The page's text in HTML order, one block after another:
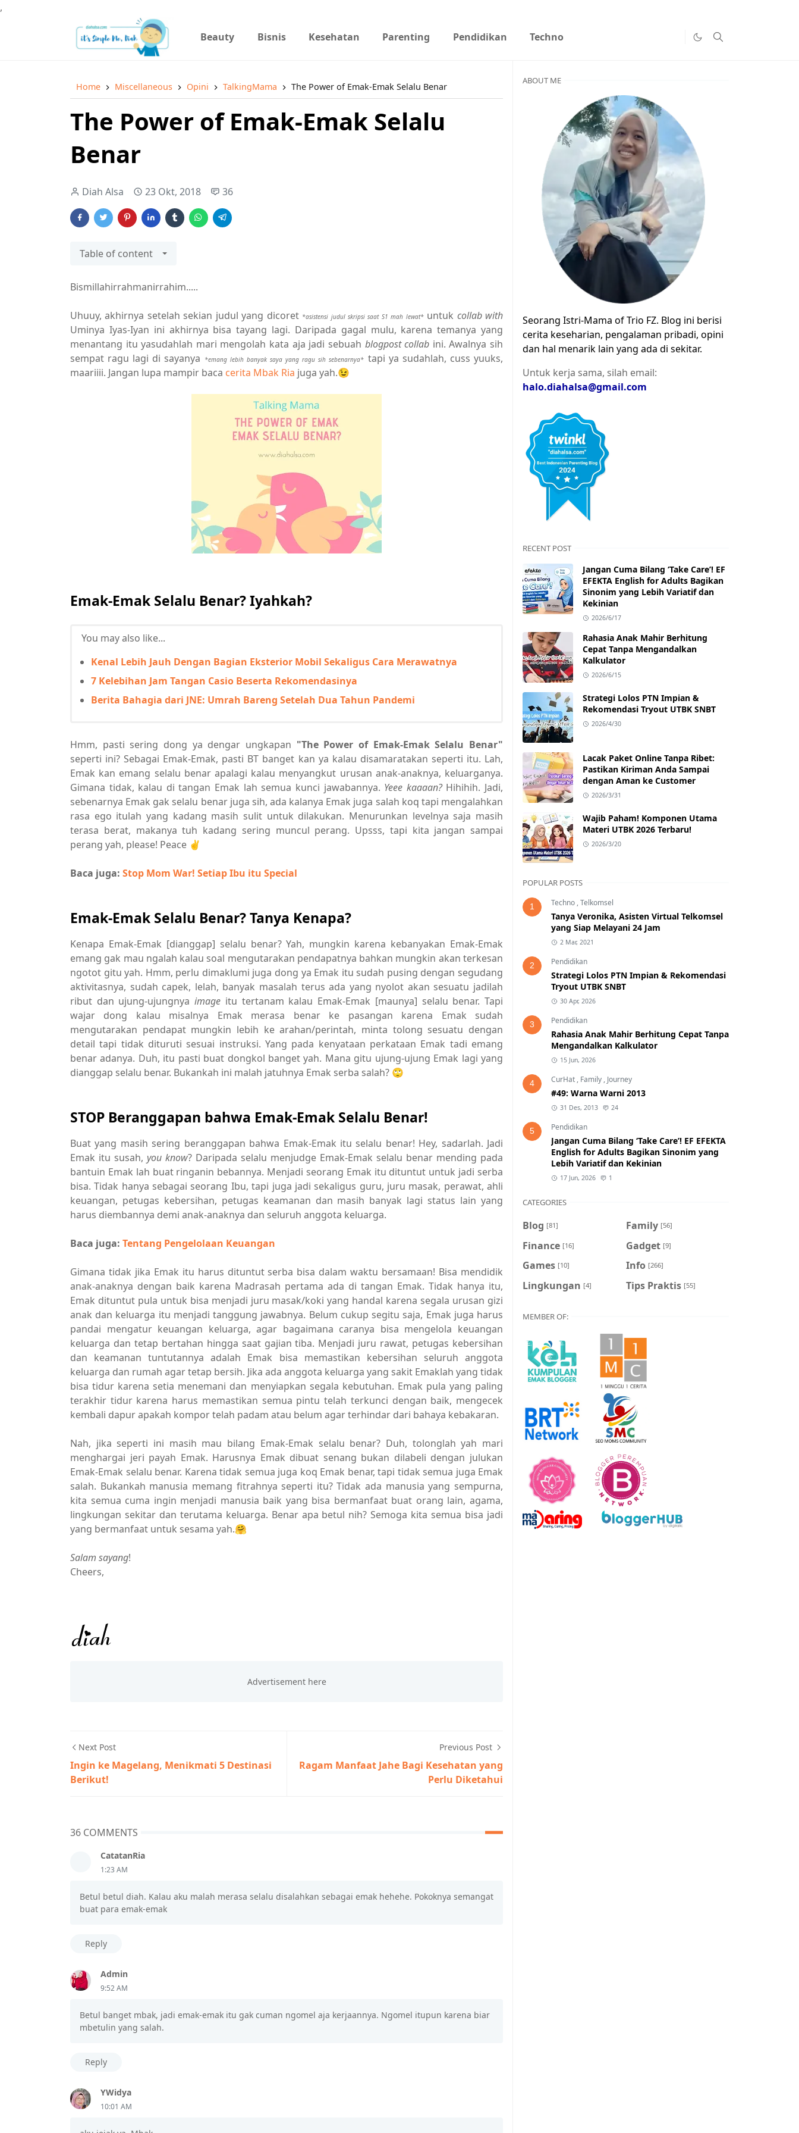
,
Beauty Bisnis Kesehatan Parenting Pendidikan Techno
Home Miscellaneous Opini TalkingMama The Power of Emak-Emak Selalu Benar
The Power of Emak-Emak Selalu
Benar
Diah Alsa 23 Okt, 2018 36
Table of content
Bismillahirrahmanirrahim.....
Uhuuy, akhirnya setelah sekian judul yang dicoret *asistensi judul skripsi saat S1 mah lewat*untuk collab with
Uminya Iyas-Iyan ini akhirnya bisa tayang lagi. Daripada gagal mulu, karena temanya yang
menantang itu yasudahlah mari mengolah kata aja jadi sebuah blogpost collab ini. Awalnya sih
sempat ragu lagi di sayanya
*emang lebih banyak saya yang ragu sih sebenarnya* tapi ya sudahlah, cuss yuuks,
maariiii. Jangan lupa mampir baca cerita Mbak Ria juga yah.😉
Emak-Emak Selalu Benar? Iyahkah?
You may also like...
Kenal Lebih Jauh Dengan Bagian Eksterior Mobil Sekaligus Cara Merawatnya
7 Kelebihan Jam Tangan Casio Beserta Rekomendasinya
Berita Bahagia dari JNE: Umrah Bareng Setelah Dua Tahun Pandemi
Hmm, pasti sering dong ya dengar ungkapan "The Power of Emak-Emak Selalu Benar"
seperti ini? Sebagai Emak-Emak, pasti BT banget kan ya kalau disamaratakan seperti itu. Lah,
Emak kan emang selalu benar apalagi kalau menyangkut urusan anak-anaknya, keluarganya.
Gimana tidak, kalau di tangan Emak lah semua kunci jawabannya. Yeee kaaaan?Hihihih. Jadi,
sebenarnya Emak gak selalu benar juga sih, ada kalanya Emak juga salah koq tapi mengalahkan
rasa ego itulah yang kadang masih sulit untuk dilakukan. Menurunkan levelnya saja masih
terasa berat, makanya tuh kadang sering muncul perang. Upsss, tapi kita jangan sampai
perang yah, please! Peace ✌
Baca juga: Stop Mom War! Setiap Ibu itu Special
Emak-Emak Selalu Benar? Tanya Kenapa?
Kenapa Emak-Emak [dianggap] selalu benar? Yah, mungkin karena kebanyakan Emak-Emak
emang gak mau ngalah kalau soal mengutarakan pendapatnya bahkan mungkin akan terkesan
ngotot gitu yah. Hmm, perlu dimaklumi juga dong ya Emak itu sudah pusing dengan segudang
aktivitasnya, sudah capek, lelah, banyak masalah terus ada yang nyolot akan sesuatu jadilah
ribut dan ujung-ujungnyaimage itu tertanam kalau Emak-Emak [maunya] selalu benar. Tapi
wajar dong kalau misalnya Emak merasa benar ke pasangan karena Emak sudah
mengutarakan pendapat mungkin lebih ke arahan/perintah, minta tolong sesuatu dengan
detail tapi tidak dituruti sesuai instruksi. Yang pada kenyataan perkataan Emak tadi emang
benar adanya. Duh, itu pasti buat dongkol banget yah. Mana gitu ujung-ujung Emak lagi yang
dianggap selalu benar. Bukankah ini malah jatuhnya Emak serba salah? 🙄
STOP Beranggapan bahwa Emak-Emak Selalu Benar!
Buat yang masih sering beranggapan bahwa Emak-Emak itu selalu benar! Hey, sadarlah. Jadi
Emak itu susah, you know? Daripada selalu menjudge Emak-Emak selalu benar mending pada
bantuin Emak lah buat ringanin bebannya. Menjadi seorang Emak itu dituntut untuk jadi serba
bisa. Tidak hanya sebagai seorang Ibu, tapi juga jadi sekaligus guru, juru masak, perawat, ahli
keuangan, petugas kebersihan, petugas keamanan dan masih banyak lagi status lain yang
harus diembannya demi anak-anaknya dan seluruh anggota keluarga.
Baca juga: Tentang Pengelolaan Keuangan
Gimana tidak jika Emak itu harus dituntut serba bisa dalam waktu bersamaan! Bisa mendidik
anak-anaknya dengan baik karena Madrasah pertama ada di tangan Emak. Tidak hanya itu,
Emak dituntut pula untuk bisa menjadi juru masak/koki yang handal karena segala urusan gizi
anak dan keluarga itu menjadi tanggung jawabnya. Belum cukup segitu saja, Emak juga harus
pandai mengatur keuangan keluarga, agar bagaimana caranya bisa mengelola keuangan
keluarga dan tetap bertahan hingga saat gajian tiba. Menjadi juru rawat, petugas kebersihan
dan keamanan tuntutannya adalah Emak bisa memastikan kebersihan seluruh anggota
keluarga dan rumah agar tetap bersih. Jika ada anggota keluarga yang sakit Emaklah yang tidak
bisa tidur karena setia menemani dan menyiapkan segala kebutuhan. Emak pula yang paling
terakhir tidur karena harus memastikan semua pintu telah terkunci dengan baik, mengecek
kembali dapur apakah kompor telah padam atau belum agar terhindar dari bahaya kebakaran.
Nah, jika seperti ini masih mau bilang Emak-Emak selalu benar? Duh, tolonglah yah mari
menghargai jeri payah Emak. Harusnya Emak dibuat senang bukan dilabeli dengan julukan
Emak-Emak selalu benar. Karena tidak semua juga koq Emak benar, tapi tidak semua juga Emak
salah. Bukankah manusia memang fitrahnya seperti itu? Tidak ada manusia yang sempurna,
kita semua cuma ingin menjadi manusia baik yang bisa bermanfaat buat orang lain, agama,
lingkungan sekitar dan terutama keluarga. Benar apa betul nih? Semoga kita semua bisa jadi
yang bermanfaat untuk sesama yah.🤗
Salam sayang!
Cheers,
Next Post
Ingin ke Magelang, Menikmati 5 Destinasi
Berikut!
Previous Post
Ragam Manfaat Jahe Bagi Kesehatan yang
Perlu Diketahui
36 COMMENTS
CatatanRia
1:23 AM
Betul betul diah. Kalau aku malah merasa selalu disalahkan sebagai emak hehehe. Pokoknya semangat
buat para emak-emak
Reply
Admin
9:52 AM
Betul banget mbak, jadi emak-emak itu gak cuman ngomel aja kerjaannya. Ngomel itupun karena biar
mbetulin yang salah.
Reply
YWidya
10:01 AM
ABOUT ME
Seorang Istri-Mama of Trio FZ. Blog ini berisi
cerita keseharian, pengalaman pribadi, opini
dan hal menarik lain yang ada di sekitar.
Untuk kerja sama, silah email:
halo.diahalsa@gmail.com
RECENT POST
Jangan Cuma Bilang ‘Take Care’! EF
EFEKTA English for Adults Bagikan
Sinonim yang Lebih Variatif dan
Kekinian
2026/6/17
Rahasia Anak Mahir Berhitung
Cepat Tanpa Mengandalkan
Kalkulator
2026/6/15
Strategi Lolos PTN Impian &
Rekomendasi Tryout UTBK SNBT
2026/4/30
Lacak Paket Online Tanpa Ribet:
Pastikan Kiriman Anda Sampai
dengan Aman ke Customer
2026/3/31
Wajib Paham! Komponen Utama
Materi UTBK 2026 Terbaru!
2026/3/20
POPULAR POSTS
1 Techno ,Telkomsel
Tanya Veronika, Asisten Virtual Telkomsel
yang Siap Melayani 24 Jam
2 Mar, 2021
2 Pendidikan
Strategi Lolos PTN Impian & Rekomendasi
Tryout UTBK SNBT
30 Apr, 2026
3 Pendidikan
Rahasia Anak Mahir Berhitung Cepat Tanpa
Mengandalkan Kalkulator
15 Jun, 2026
4 CurHat , Family , Journey
#49: Warna Warni 2013
31 Des, 2013 24
5 Pendidikan
Jangan Cuma Bilang ‘Take Care’! EF EFEKTA
English for Adults Bagikan Sinonim yang
Lebih Variatif dan Kekinian
17 Jun, 2026 1
CATEGORIES
Blog [81] Family [56]
Finance [16] Gadget [9]
Games [10] Info [266]
Lingkungan [4] Tips Praktis [55]
MEMBER OF: